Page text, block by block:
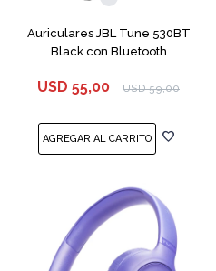
Auriculares JBL Tune 530BT
Black con Bluetooth
USD 55,00 USD 59,00